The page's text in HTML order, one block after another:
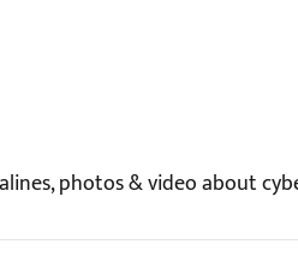
photos & video about